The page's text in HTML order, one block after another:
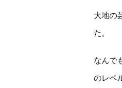
大地の
た。
なんで
のレベ